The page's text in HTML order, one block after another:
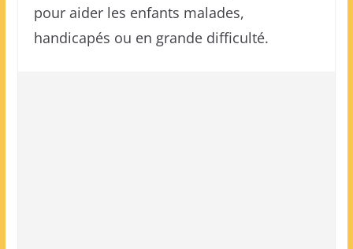
pour aider les enfants malades,
handicapés ou en grande difficulté.